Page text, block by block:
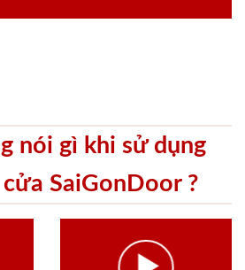
nói gì khi sử dụng
SaiGonDoor ?